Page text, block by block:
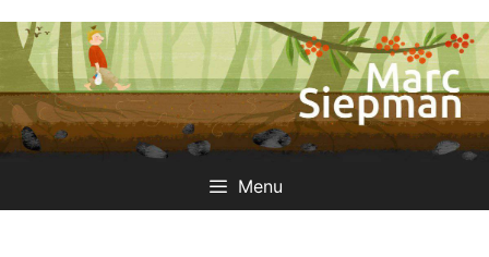
naar
inhoud
Menu